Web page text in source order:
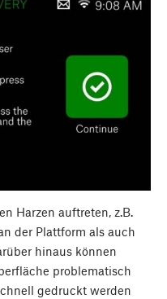
Harzen auftreten, z.B.
der Plattform als auch
hinaus können
problematisch
gedruckt werden